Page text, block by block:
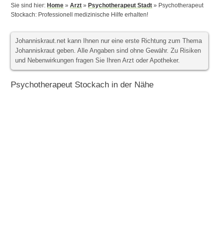
Sie sind hier:Home »Arzt »Psychotherapeut Stadt » Psychotherapeut
Stockach: Professionell medizinische Hilfe erhalten!
Johanniskraut.net kann Ihnen nur eine erste Richtung zum Thema
Johanniskraut geben. Alle Angaben sind ohne Gewähr. Zu Risiken
und Nebenwirkungen fragen Sie Ihren Arzt oder Apotheker.
Psychotherapeut Stockach in der Nähe